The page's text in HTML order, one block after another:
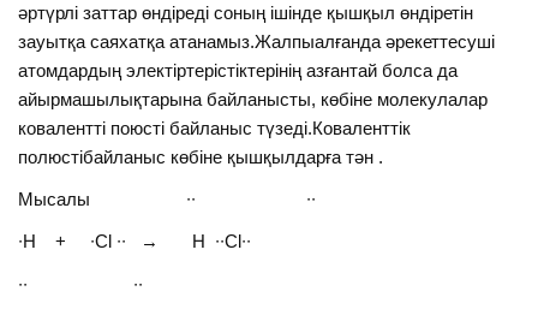
әртүрлі заттар өндіреді соның ішінде қышқыл өндіретін
зауытқа саяхатқа атанамыз.Жалпыалғанда әрекеттесуші
атомдардың электіртерістіктерінің азғантай болса да
айырмашылықтарына байланысты, көбіне молекулалар
ковалентті поюсті байланыс түзеді.Коваленттік
полюстібайланыс көбіне қышқылдарға тән .
Мысалы ∙∙ ∙∙
∙H + ∙Cl ∙∙ → H ∙∙Cl∙∙
∙∙ ∙∙